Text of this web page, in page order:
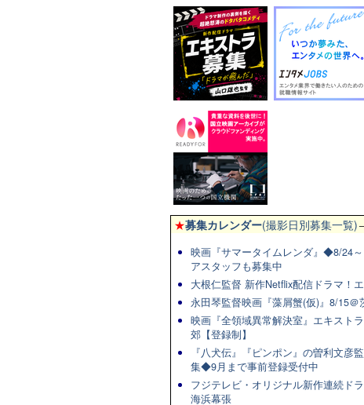
★募集カレンダー(撮影日別募集一覧)
映画『サマータイムレンダ』◆8/24
アスタッフも募集中
大根仁監督 新作Netflix配信ドラマ！
永田琴監督映画『藻屑蟹(仮)』8/15＠
映画『全領域異常解決室』エキスト
郊【登録制】
『八犬伝』『ピンポン』の曽利文彦
集◆9月まで事前登録受付中
フジテレビ・オリジナル新作連続ド
海浜幕張